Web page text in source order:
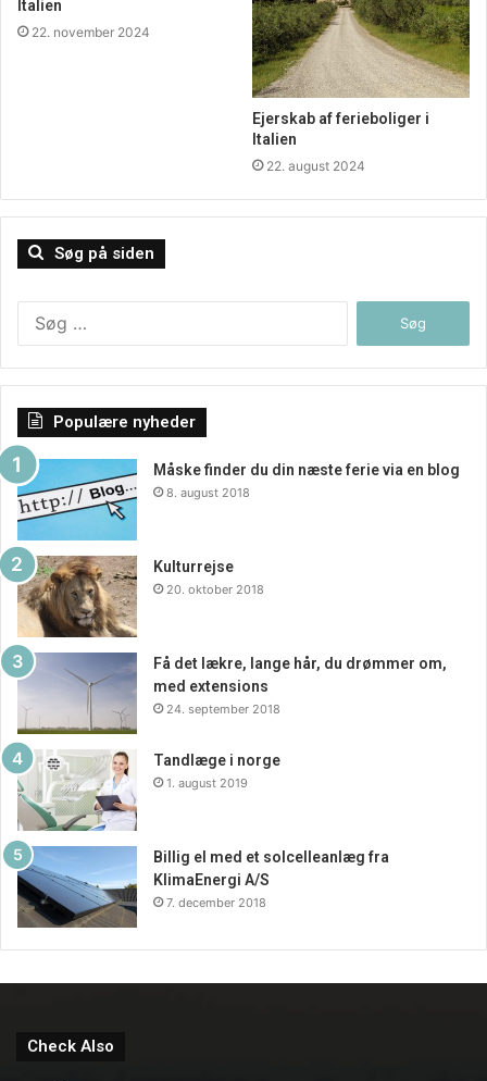
Italien
22. november 2024
Ejerskab af ferieboliger i
Italien
22. august 2024
Søg på siden
Populære nyheder
Måske finder du din næste ferie via en blog
8. august 2018
Kulturrejse
20. oktober 2018
Få det lækre, lange hår, du drømmer om,
med extensions
24. september 2018
Tandlæge i norge
1. august 2019
Billig el med et solcelleanlæg fra
KlimaEnergi A/S
7. december 2018
Check Also